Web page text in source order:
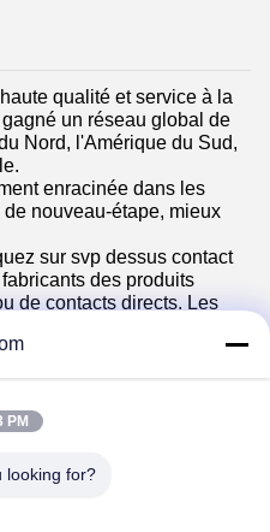
qualité et service à la
un réseau global de
Nord, l'Amérique du Sud,
enracinée dans les
nouveau-étape, mieux
sur svp dessus contact
des produits
de contacts directs. Les
à votre email.
Marketplace
PM
looking for?